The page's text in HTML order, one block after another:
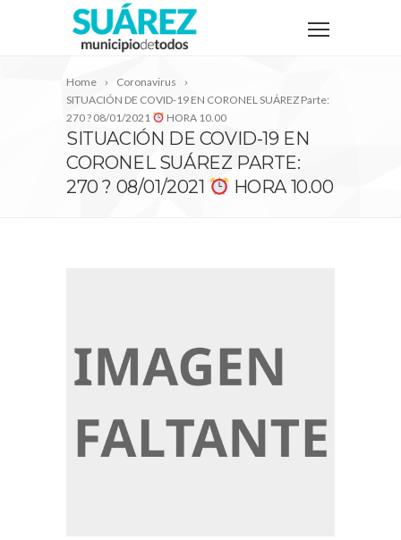
Home
Coronavirus
SITUACIÓN DE COVID-19 EN CORONEL SUÁREZ Parte:
270 ? 08/01/2021
HORA 10.00
SITUACIÓN DE COVID-19 EN
CORONEL SUÁREZ PARTE:
270 ? 08/01/2021
HORA 10.00